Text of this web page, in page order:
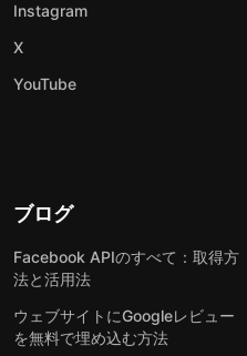
Instagram
X
YouTube
ブログ
Facebook APIのすべて：取得方
法と活用法
ウェブサイトにGoogleレビュー
を無料で埋め込む方法